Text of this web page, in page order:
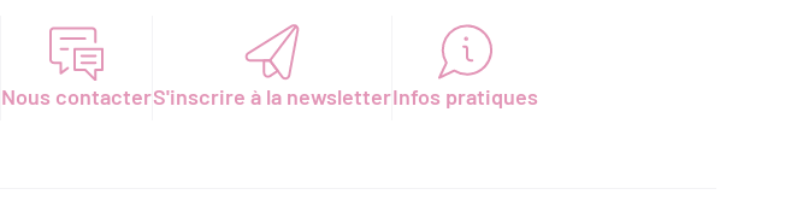
Nous contacterS'inscrire à la newsletterInfos pratiques